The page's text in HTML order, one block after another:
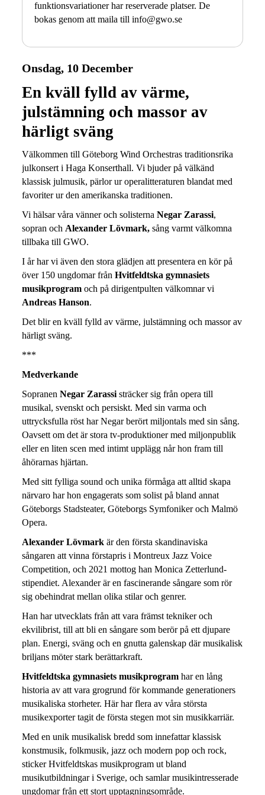
Onsdag, 10 December
En kväll fylld av värme,
julstämning och massor av
härligt sväng
Välkommen till Göteborg Wind Orchestras traditionsrika
julkonsert i Haga Konserthall. Vi bjuder på välkänd
klassisk julmusik, pärlor ur operalitteraturen blandat med
favoriter ur den amerikanska traditionen.
Vi hälsar våra vänner och solisternaNegar Zarassi,
sopran och Alexander Lövmark, sång varmt välkomna
tillbaka till GWO.
I år har vi även den stora glädjen att presentera en kör på
över 150 ungdomar frånHvitfeldtska gymnasiets
musikprogram och på dirigentpulten välkomnar vi
Andreas Hanson.
Det blir en kväll fylld av värme, julstämning och massor av
härligt sväng.
***
Medverkande
SopranenNegar Zarassi sträcker sig från opera till
musikal, svenskt och persiskt. Med sin varma och
uttrycksfulla röst har Negar berört miljontals med sin sång.
Oavsett om det är stora tv-produktioner med miljonpublik
eller en liten scen med intimt upplägg når hon fram till
åhörarnas hjärtan.
Med sitt fylliga sound och unika förmåga att alltid skapa
närvaro har hon engagerats som solist på bland annat
Göteborgs Stadsteater, Göteborgs Symfoniker och Malmö
Opera.
Alexander Lövmark är den första skandinaviska
sångaren att vinna förstapris i Montreux Jazz Voice
Competition, och 2021 mottog han Monica Zetterlund-
stipendiet. Alexander är en fascinerande sångare som rör
sig obehindrat mellan olika stilar och genrer.
Han har utvecklats från att vara främst tekniker och
ekvilibrist, till att bli en sångare som berör på ett djupare
plan. Energi, sväng och en gnutta galenskap där musikalisk
briljans möter stark berättarkraft.
Hvitfeldtska gymnasiets musikprogram har en lång
historia av att vara grogrund för kommande generationers
musikaliska storheter. Här har flera av våra största
musikexporter tagit de första stegen mot sin musikkarriär.
Med en unik musikalisk bredd som innefattar klassisk
konstmusik, folkmusik, jazz och modern pop och rock,
sticker Hvitfeldtskas musikprogram ut bland
musikutbildningar i Sverige, och samlar musikintresserade
ungdomar från ett stort upptagningsområde.
funktionsvariationer har reserverade platser. De
bokas genom att maila till info@gwo.se